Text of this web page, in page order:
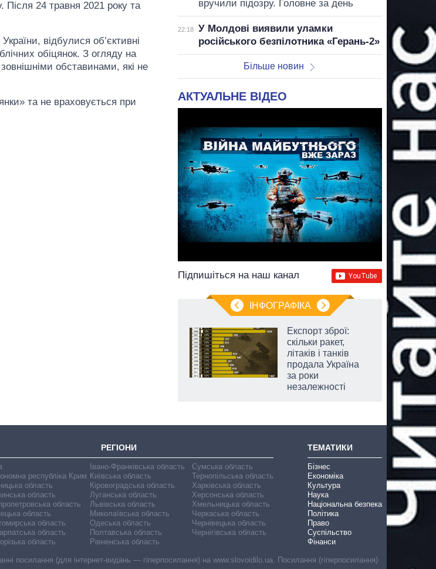
24 травня 2021 року та
відбулися об’єктивні
обіцянок. З огляду на
обставинами, які не
та не враховується при
вручили підозру. Головне за день
22:18
У Молдові виявили уламки
російського безпілотника «Герань-2»
Більше новин
АКТУАЛЬНЕ ВІДЕО
Підпишіться на наш канал
ІНФОГРАФІКА
Експорт зброї:
скільки ракет,
літаків і танків
продала Україна
за роки
незалежності
РЕГІОНИ
республіка Крим
область
область
область
область
область
область
область
Івано-Франківська область
Київська область
Кіровоградська область
Луганська область
Львівська область
Миколаївська область
Одеська область
Полтавська область
Рівненська область
Сумська область
Тернопільська область
Харківська область
Херсонська область
Хмельницька область
Черкаська область
Чернівецька область
Чернігівська область
ТЕМАТИКИ
Бізнес
Економіка
Культура
Наука
Національна безпека
Політика
Право
Суспільство
Фінанси
посилання (для інтернет-видань — гіперпосилання) на www.slovoidilo.ua. Посилання (гіперпосилання)